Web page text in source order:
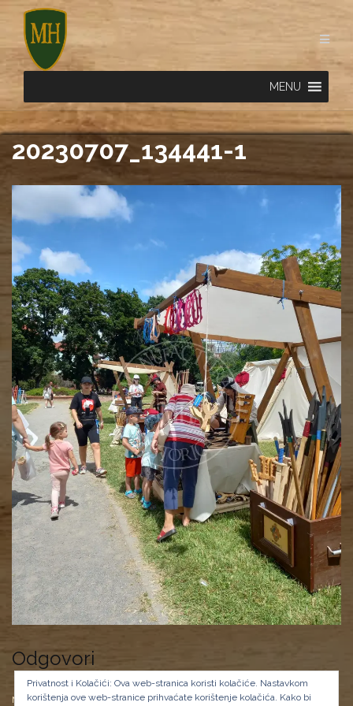
Skip
content
MENU
20230707_134441-1
Odgovori
Morate bitiprijavljenida biste objavili komentar.
Privatnost i Kolačići: Ova web-stranica koristi kolačiće. Nastavkom
korištenja ove web-stranice prihvaćate korištenje kolačića. Kako bi